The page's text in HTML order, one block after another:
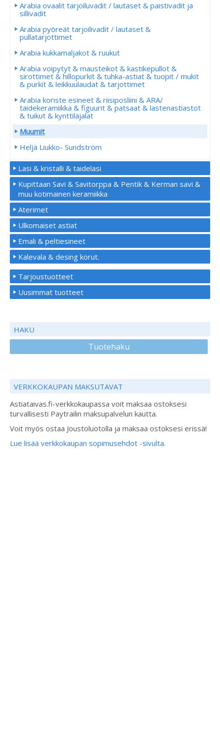
Arabia ovaalit tarjoiluvadit / lautaset & paistivadit ja
sillivadit
Arabia pyöreät tarjoilivadit / lautaset &
pullatarjottimet
Arabia kukkamaljakot & ruukut
Arabia voipytyt & mausteikot & kastikepullot &
sirottimet & hillopurkit & tuhka-astiat & tuopit / mukit
& purkit & leikkuulaudat & tarjottimet
Arabia koriste esineet & riisiposliini & ARA/
taidekeramiikka & figuurit & patsaat & lastenastiastot
& tuikut & kynttiläjalat
Muumit
Heljä Liukko- Sundström
Lasi & kristalli & taidelasi
Kupittaan Savi & Savitorppa & Pentik & Kerman savi &
muu kotimainen keramiikka
Aterimet
Ulkomaiset astiat
Emali & peltiesineet
Kalevala & desing korut.
Tarjoustuotteet
Uusimmat tuotteet
HAKU
Tuotehaku
VERKKOKAUPAN MAKSUTAVAT
Astiataivas.fi-verkkokaupassa voit maksaa ostoksesi
turvallisesti Paytrailin maksupalvelun kautta.
Voit myös ostaa Joustoluotolla ja maksaa ostoksesi erissä!
Lue lisää verkkokaupan sopimusehdot -sivulta.